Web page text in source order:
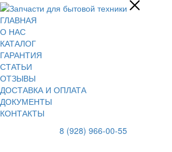
ГЛАВНАЯ
О НАС
КАТАЛОГ
ГАРАНТИЯ
СТАТЬИ
ОТЗЫВЫ
ДОСТАВКА И ОПЛАТА
ДОКУМЕНТЫ
КОНТАКТЫ
8 (928) 966-00-55